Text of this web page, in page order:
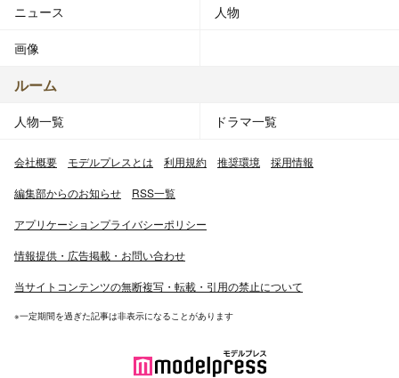
ニュース 人物
画像
ルーム
人物一覧 ドラマ一覧
会社概要 モデルプレスとは 利用規約 推奨環境 採用情報
編集部からのお知らせ RSS一覧
アプリケーションプライバシーポリシー
情報提供・広告掲載・お問い合わせ
当サイトコンテンツの無断複写・転載・引用の禁止について
※一定期間を過ぎた記事は非表示になることがあります